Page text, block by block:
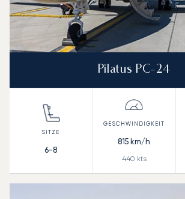
Pilatus PC-24
6-8
815 km/h
440 kts